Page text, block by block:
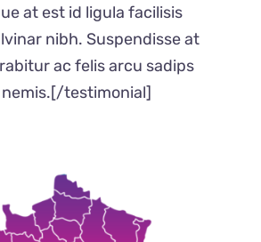
at est id ligula facilisis
nibh. Suspendisse at
ac felis arcu sadips
testimonial]